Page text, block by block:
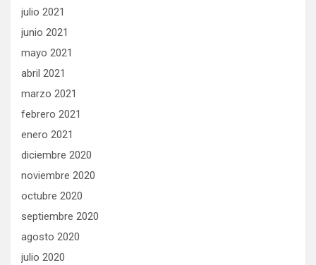
julio 2021
junio 2021
mayo 2021
abril 2021
marzo 2021
febrero 2021
enero 2021
diciembre 2020
noviembre 2020
octubre 2020
septiembre 2020
agosto 2020
julio 2020